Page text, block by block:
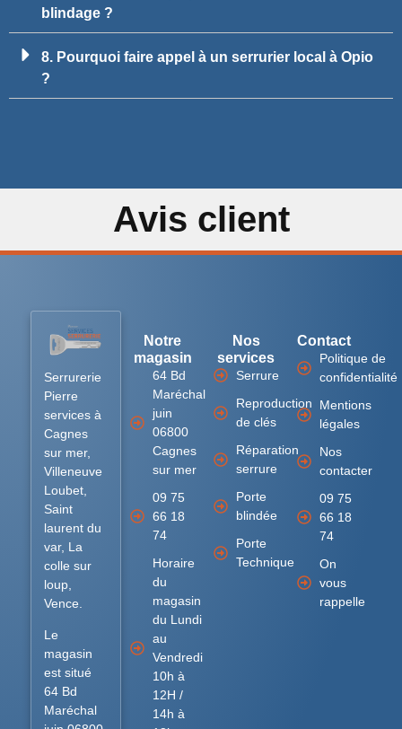
blindage ?
8. Pourquoi faire appel à un serrurier local à Opio
?
Avis client
Serrurerie
Pierre
services à
Cagnes
sur mer,
Villeneuve
Loubet,
Saint
laurent du
var, La
colle sur
loup,
Vence.
Le
magasin
est situé
64 Bd
Maréchal
Notre
magasin
64 Bd
Maréchal
juin
06800
Cagnes
sur mer
09 75
66 18
74
Horaire
du
magasin
du Lundi
au
Vendredi
10h à
12H /
14h à
Nos
services
Serrure
Reproduction
de clés
Réparation
serrure
Porte
blindée
Porte
Technique
Contact
Politique de
confidentialité
Mentions
légales
Nos
contacter
09 75
66 18
74
On
vous
rappelle